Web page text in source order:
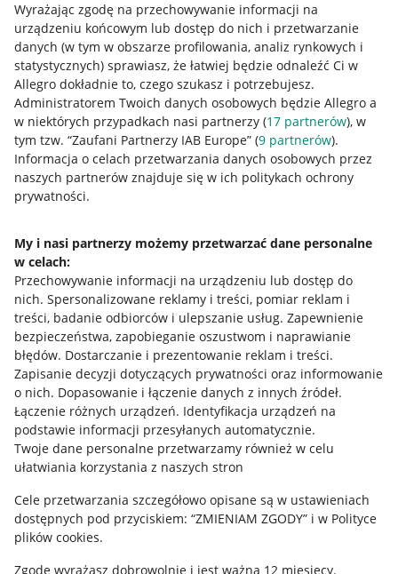
Wyrażając zgodę na przechowywanie informacji na
urządzeniu końcowym lub dostęp do nich i przetwarzanie
danych (w tym w obszarze profilowania, analiz rynkowych i
statystycznych) sprawiasz, że łatwiej będzie odnaleźć Ci w
Allegro dokładnie to, czego szukasz i potrzebujesz.
Administratorem Twoich danych osobowych będzie Allegro a
w niektórych przypadkach nasi partnerzy (17 partnerów), w
tym tzw. “Zaufani Partnerzy IAB Europe” (9 partnerów).
Informacja o celach przetwarzania danych osobowych przez
naszych partnerów znajduje się w ich politykach ochrony
prywatności.
My i nasi partnerzy możemy przetwarzać dane personalne
w celach:
Przechowywanie informacji na urządzeniu lub dostęp do
nich. Spersonalizowane reklamy i treści, pomiar reklam i
treści, badanie odbiorców i ulepszanie usług. Zapewnienie
bezpieczeństwa, zapobieganie oszustwom i naprawianie
błędów. Dostarczanie i prezentowanie reklam i treści.
Zapisanie decyzji dotyczących prywatności oraz informowanie
o nich. Dopasowanie i łączenie danych z innych źródeł.
Łączenie różnych urządzeń. Identyfikacja urządzeń na
podstawie informacji przesyłanych automatycznie.
Twoje dane personalne przetwarzamy również w celu
ułatwiania korzystania z naszych stron
Cele przetwarzania szczegółowo opisane są w ustawieniach
dostępnych pod przyciskiem: “ZMIENIAM ZGODY” i w Polityce
plików cookies.
Zgodę wyrażasz dobrowolnie i jest ważna 12 miesięcy.
Przydatne informacje
Jak to działa
Allegro Gadane dla sprzedających
Allegro Gadane dla kupujących
Mapa miejscowości
Informacje prawne
Regulamin
Polityka plików "cookies"
Ustawienia plików "cookies"
Udostępnianie lokalizacji
Informacje dla Aktu o Usługach Cyfrowych